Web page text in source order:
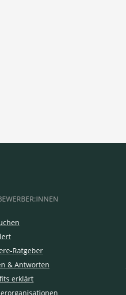
Ratgeber
& Antworten
erklärt